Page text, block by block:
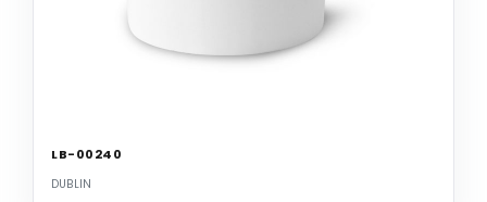
LB-00240
DUBLIN